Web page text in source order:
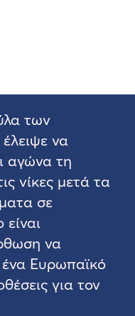
των
να
αγώνα τη
νίκες μετά τα
σε
να
ένα Ευρωπαϊκό
για τον